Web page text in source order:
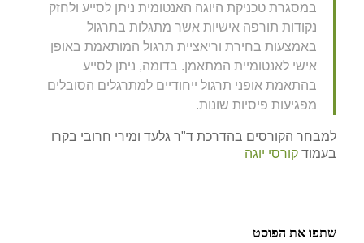
במסגרת טכניקת היוגה האנטומית ניתן לסייע ולחזק
נקודות תורפה אישיות אשר מתגלות בתרגול
באמצעות בחירת וריאציית תרגול המותאמת באופן
אישי לאנטומיית המתאמן. בדומה, ניתן לסייע
בהתאמת אופני תרגול ייחודיים למתרגלים הסובלים
מפגיעות פיסיות שונות.
למבחר הקורסים בהדרכת ד"ר גלעד ומירי חרובי בקרו
בעמוד קורסי יוגה
שתפו את הפוסט